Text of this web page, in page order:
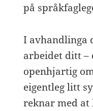
på
I avhandlinga
arbeidet ditt –
openhjartig
eigentleg litt
reknar med at